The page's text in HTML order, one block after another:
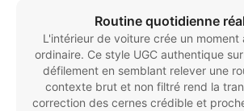
Routine quotidienne
L'intérieur de voiture crée un
ordinaire. Ce style UGC authentique
défilement en semblant relever une
contexte brut et non filtré rend la
correction des cernes crédible et